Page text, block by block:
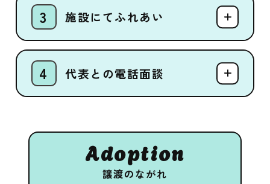
施設にてふれあい
代表との電話面談
Adoption
譲渡のながれ